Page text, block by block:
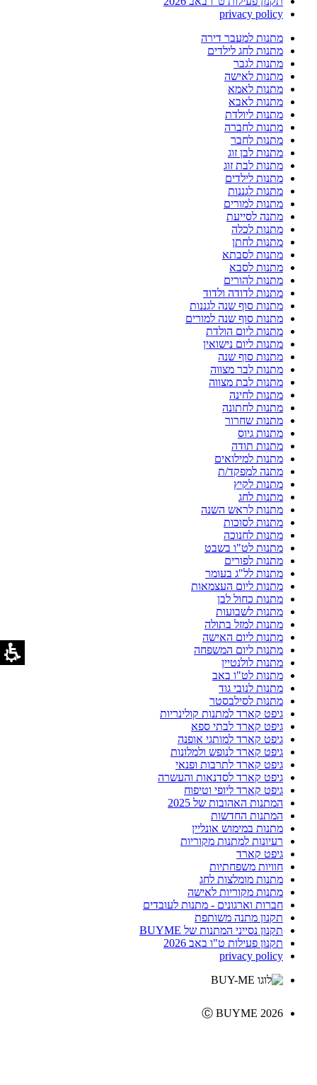
privacy policy
מתנות למעבר דירה
מתנות לחג לילדים
מתנות לגבר
מתנות לאישה
מתנות לאמא
מתנות לאבא
מתנות ליולדת
מתנות לחברה
מתנות לחבר
מתנות לבן זוג
מתנות לבת זוג
מתנות לילדים
מתנות לגננות
מתנות למורים
מתנה לסייעת
מתנות לכלה
מתנות לחתן
מתנות לסבתא
מתנות לסבא
מתנות להורים
מתנות לדודה ולדוד
מתנות סוף שנה לגננות
מתנות סוף שנה למורים
מתנות ליום הולדת
מתנות ליום נישואין
מתנות סוף שנה
מתנות לבר מצווה
מתנות לבת מצווה
מתנות לחינה
מתנות לחתונה
מתנות שחרור
מתנות גיוס
מתנות תודה
מתנות למילואים
מתנה למפקד/ת
מתנות לקיץ
מתנות לחג
מתנות לראש השנה
מתנות לסוכות
מתנות לחנוכה
מתנות לט"ו בשבט
מתנות לפורים
מתנות לל"ג בעומר
מתנות ליום העצמאות
מתנות כחול לבן
מתנות לשבועות
מתנות למזל בתולה
מתנות ליום האישה
מתנות ליום המשפחה
מתנות לולנטיין
מתנות לט"ו באב
מתנות לנובי גוד
מתנות לסילבסטר
גיפט קארד למתנות קולינריות
גיפט קארד לבתי ספא
גיפט קארד למותגי אופנה
גיפט קארד לנופש ולמלונות
גיפט קארד לתרבות ופנאי
גיפט קארד לסדנאות והעשרה
גיפט קארד ליופי וטיפוח
המתנות האהובות של 2025
המתנות החדשות
מתנות במימוש אונליין
רעיונות למתנות מקוריות
גיפט קארד
חוויות משפחתיות
מתנות מומלצות לחג
מתנות מקוריות לאישה
חברות וארגונים - מתנות לעובדים
תקנון מתנה משותפת
תקנון נסייני המתנות של BUYME
תקנון פעילות ט"ו באב 2026
privacy policy
Ⓒ BUYME 2026